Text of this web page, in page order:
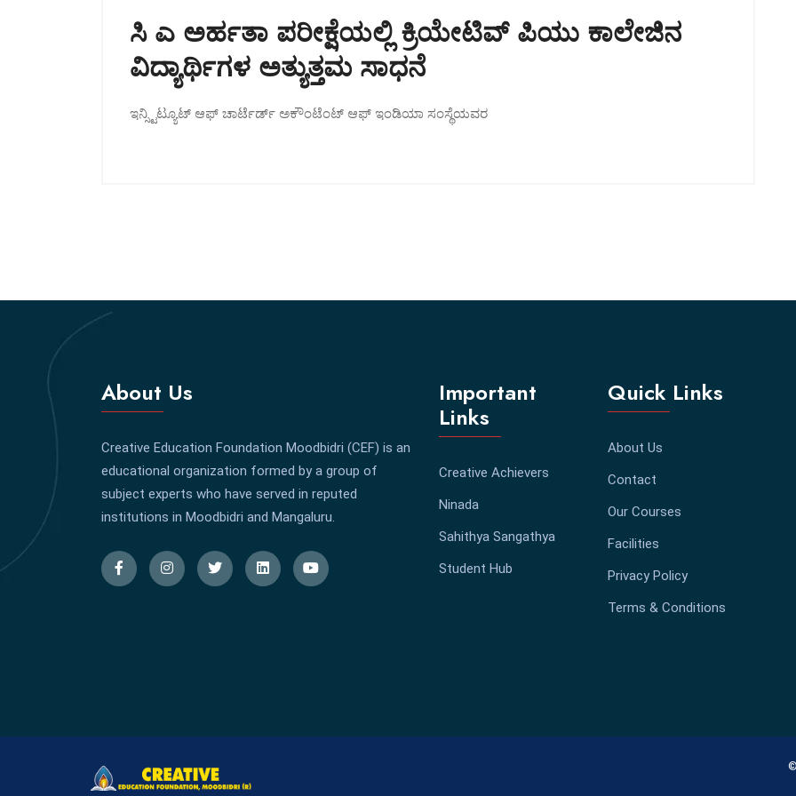
ಸಿ ಎ ಅರ್ಹತಾ ಪರೀಕ್ಷೆಯಲ್ಲಿ ಕ್ರಿಯೇಟಿವ್‌ ಪಿಯು ಕಾಲೇಜಿನ
ವಿದ್ಯಾರ್ಥಿಗಳ ಅತ್ಯುತ್ತಮ ಸಾಧನೆ
ಇನ್ಸ್ಟಿಟ್ಯೂಟ್‌ ಆಫ್‌ ಚಾರ್ಟೆರ್ಡ್‌ ಅಕೌಂಟೆಂಟ್‌ ಆಫ್‌ ಇಂಡಿಯಾ ಸಂಸ್ಥೆಯವರ
About Us
Creative Education Foundation Moodbidri (CEF) is an
educational organization formed by a group of
subject experts who have served in reputed
institutions in Moodbidri and Mangaluru.
Important
Links
Creative Achievers
Ninada
Sahithya Sangathya
Student Hub
Quick Links
About Us
Contact
Our Courses
Facilities
Privacy Policy
Terms & Conditions